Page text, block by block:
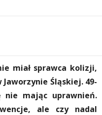
miał sprawca kolizji,
Śląskiej. 49-
nie mając uprawnień.
ale czy nadal